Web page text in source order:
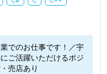
でのお仕事です！／宇
ご活躍いただけるポジ
売店あり